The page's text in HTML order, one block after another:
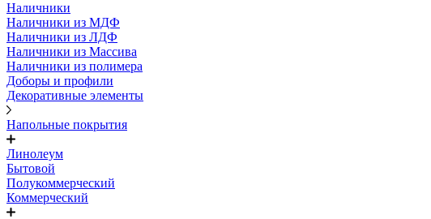
Наличники
Наличники из МДФ
Наличники из ЛДФ
Наличники из Массива
Наличники из полимера
Доборы и профили
Декоративные элементы
Напольные покрытия
Линолеум
Бытовой
Полукоммерческий
Коммерческий